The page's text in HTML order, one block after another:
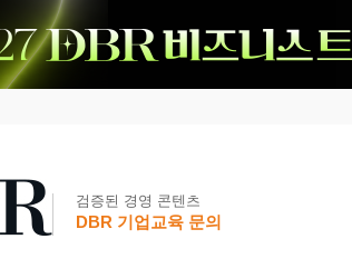
검증된 경영 콘텐츠
DBR 기업교육 문의